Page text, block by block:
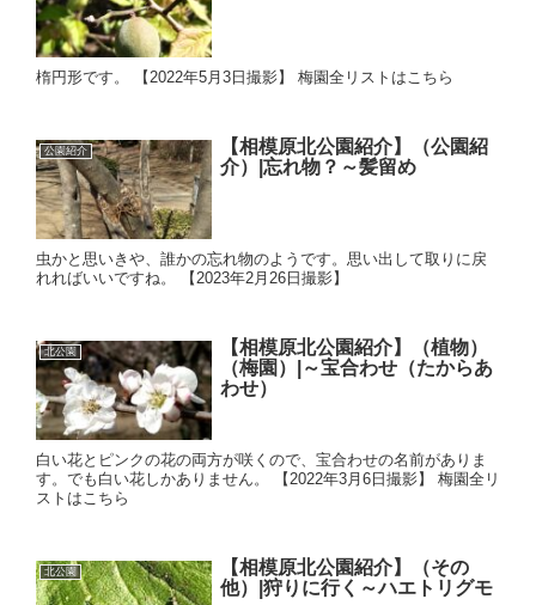
楕円形です。 【2022年5月3日撮影】 梅園全リストはこちら
公園紹介
【相模原北公園紹介】（公園紹
介）|忘れ物？～髪留め
虫かと思いきや、誰かの忘れ物のようです。思い出して取りに戻
れればいいですね。 【2023年2月26日撮影】
北公園
【相模原北公園紹介】（植物）
（梅園）|～宝合わせ（たからあ
わせ）
白い花とピンクの花の両方が咲くので、宝合わせの名前がありま
す。でも白い花しかありません。 【2022年3月6日撮影】 梅園全リ
ストはこちら
北公園
【相模原北公園紹介】（その
他）|狩りに行く～ハエトリグモ